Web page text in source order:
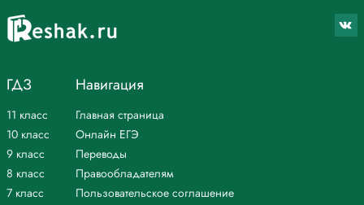
ГДЗ
11 класс
10 класс
9 класс
8 класс
7 класс
Навигация
Главная страница
Онлайн ЕГЭ
Переводы
Правообладателям
Пользовательское соглашение